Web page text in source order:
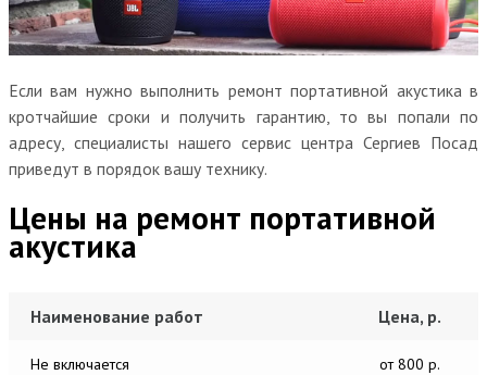
Если вам нужно выполнить ремонт портативной акустика в
кротчайшие сроки и получить гарантию, то вы попали по
адресу, специалисты нашего сервис центра Сергиев Посад
приведут в порядок вашу технику.
Цены на ремонт портативной
акустика
Наименование работ Цена, р.
Не включается от 800 р.